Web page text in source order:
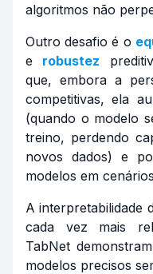
algoritmos não
Outro desafio é o
e robustez
que, embora a
competitivas, ela
(quando o modelo
treino, perdendo
novos dados) e
modelos em
A interpretabilidade
cada vez mais
TabNet
modelos precisos